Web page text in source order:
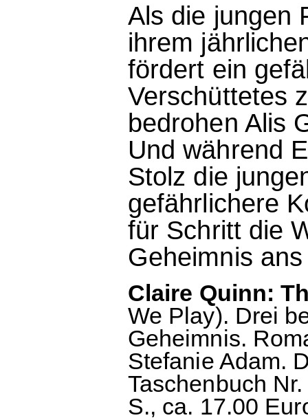
Als die jungen
ihrem
fördert ein
Verschüttetes
bedrohen Alis
Und während
Stolz die
gefährlichere
für Schritt die
Geheimnis
Claire Quinn:
We Play). Drei
Geheimnis.
Stefanie Adam.
Taschenbuch
S., ca. 17.00